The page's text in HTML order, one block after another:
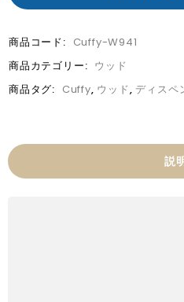
商品コード: Cuffy-W941
商品カテゴリー: ウッド
商品タグ: Cuffy, ウッド, ディスペ
説